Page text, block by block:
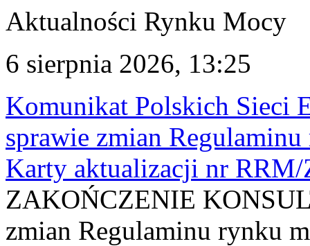
Aktualności Rynku Mocy
6 sierpnia 2026, 13:25
Komunikat Polskich Sieci
sprawie zmian
Karty aktualizacji nr
ZAKOŃCZENIE
zmian Regulaminu rynku